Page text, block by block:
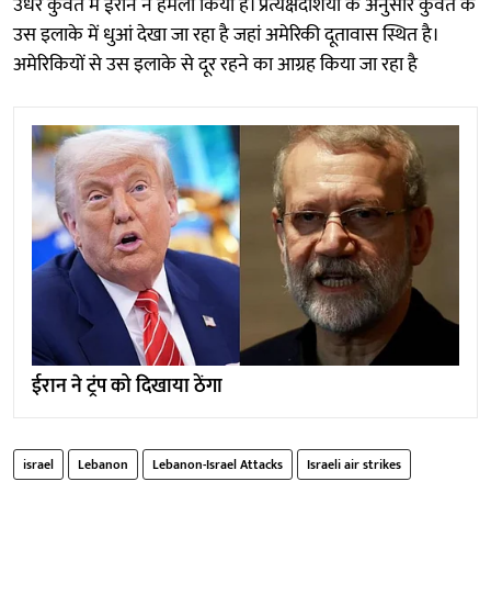
उस इलाके में धुआं देखा जा रहा है जहां अमेरिकी दूतावास स्थित है।
अमेरिकियों से उस इलाके से दूर रहने का आग्रह किया जा रहा है
ईरान ने ट्रंप को दिखाया ठेंगा
israel Lebanon Lebanon-Israel Attacks Israeli air strikes